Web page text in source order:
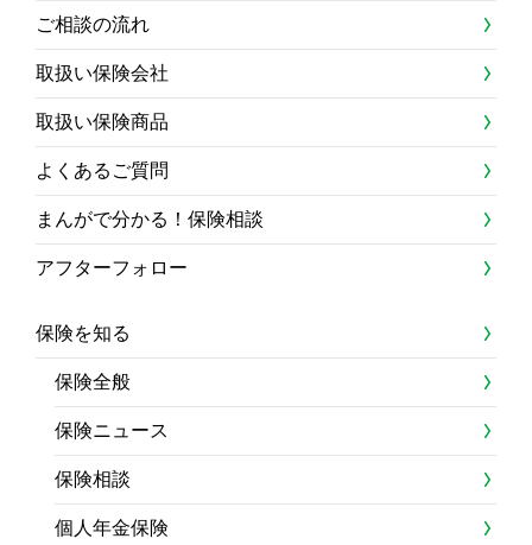
ご相談の流れ
取扱い保険会社
取扱い保険商品
よくあるご質問
まんがで分かる！保険相談
アフターフォロー
保険を知る
保険全般
保険ニュース
保険相談
個人年金保険